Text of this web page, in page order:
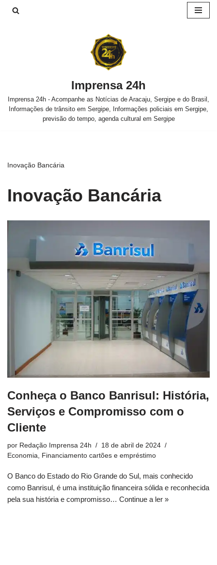
Imprensa 24h
Imprensa 24h - Acompanhe as Notícias de Aracaju, Sergipe e do Brasil,
Informações de trânsito em Sergipe, Informações policiais em Sergipe,
previsão do tempo, agenda cultural em Sergipe
Inovação Bancária
Inovação Bancária
Conheça o Banco Banrisul: História,
Serviços e Compromisso com o
Cliente
por Redação Imprensa 24h
18 de abril de 2024
Economia
Financiamento cartões e empréstimo
O Banco do Estado do Rio Grande do Sul, mais conhecido
como Banrisul, é uma instituição financeira sólida e reconhecida
pela sua história e compromisso… Continue a ler »